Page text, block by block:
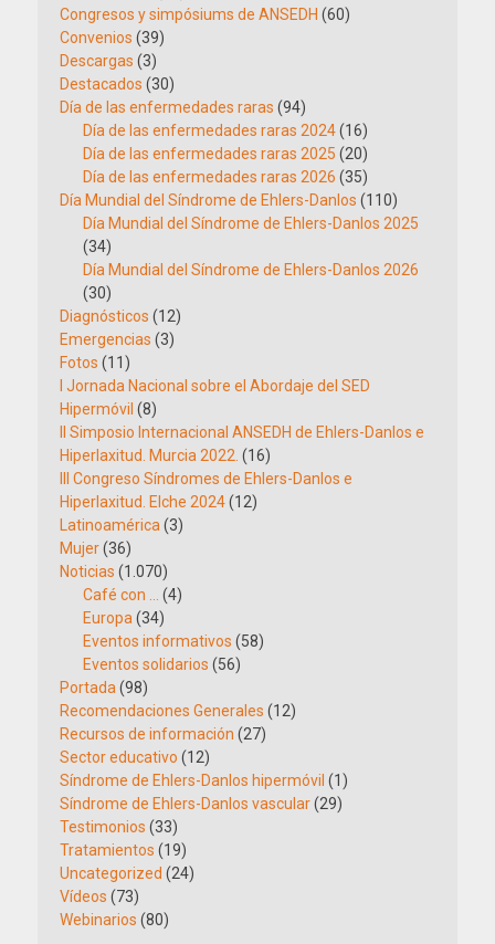
Congresos y simpósiums de ANSEDH (60)
Convenios (39)
Descargas (3)
Destacados (30)
Día de las enfermedades raras (94)
Día de las enfermedades raras 2024(16)
Día de las enfermedades raras 2025 (20)
Día de las enfermedades raras 2026 (35)
Día Mundial del Síndrome de Ehlers-Danlos (110)
Día Mundial del Síndrome de Ehlers-Danlos 2025
(34)
Día Mundial del Síndrome de Ehlers-Danlos 2026
(30)
Diagnósticos (12)
Emergencias (3)
Fotos (11)
I Jornada Nacional sobre el Abordaje del SED
Hipermóvil (8)
II Simposio Internacional ANSEDH de Ehlers-Danlos e
Hiperlaxitud. Murcia 2022. (16)
III Congreso Síndromes de Ehlers-Danlos e
Hiperlaxitud. Elche 2024(12)
Latinoamérica (3)
Mujer(36)
Noticias (1.070)
Café con …
(4)
Europa (34)
Eventos informativos (58)
Eventos solidarios (56)
Portada (98)
Recomendaciones Generales (12)
Recursos de información (27)
Sector educativo (12)
Síndrome de Ehlers-Danlos hipermóvil (1)
Síndrome de Ehlers-Danlos vascular(29)
Testimonios (33)
Tratamientos (19)
Uncategorized (24)
Vídeos (73)
Webinarios (80)